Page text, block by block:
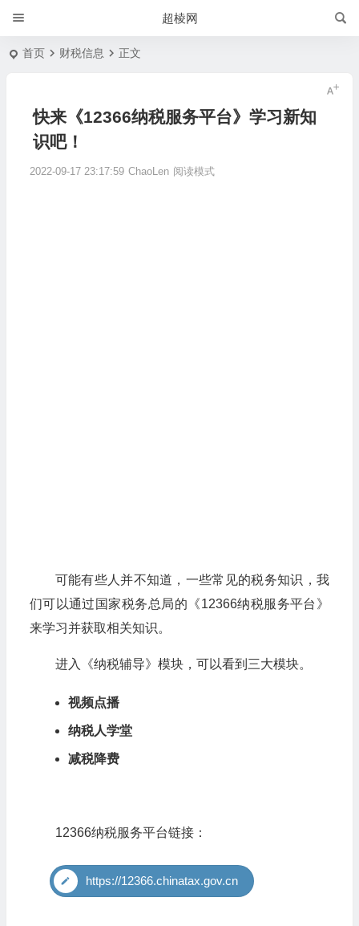
超棱网
首页 财税信息 正文
快来《12366纳税服务平台》学习新知
识吧！
2022-09-17 23:17:59 ChaoLen 阅读模式
可能有些人并不知道，一些常见的税务知识，我
们可以通过国家税务总局的《12366纳税服务平台》
来学习并获取相关知识。
进入《纳税辅导》模块，可以看到三大模块。
视频点播
纳税人学堂
减税降费
12366纳税服务平台链接：
https://12366.chinatax.gov.cn